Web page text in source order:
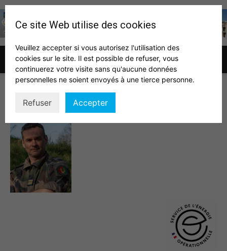
Association
Image2
Ce site Web utilise des cookies
Veuillez accepter si vous autorisez l'utilisation des
cookies sur le site. Il est possible de refuser, vous
continuerez votre visite sans qu'aucune données
personnelles ne soient envoyés à une tierce personne.
Refuser Accepter